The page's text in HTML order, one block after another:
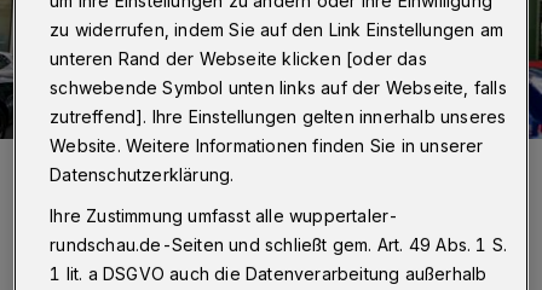
zu widerrufen, indem Sie auf den Link Einstellungen am
unteren Rand der Webseite klicken [oder das
schwebende Symbol unten links auf der Webseite, falls
zutreffend]. Ihre Einstellungen gelten innerhalb unseres
Website. Weitere Informationen finden Sie in unserer
Datenschutzerklärung.
Ihre Zustimmung umfasst alle wuppertaler-
rundschau.de-Seiten und schließt gem. Art. 49 Abs. 1 S.
1 lit. a DSGVO auch die Datenverarbeitung außerhalb